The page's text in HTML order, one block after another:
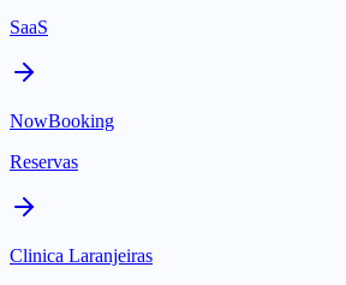
SaaS
NowBooking
Reservas
Clinica Laranjeiras